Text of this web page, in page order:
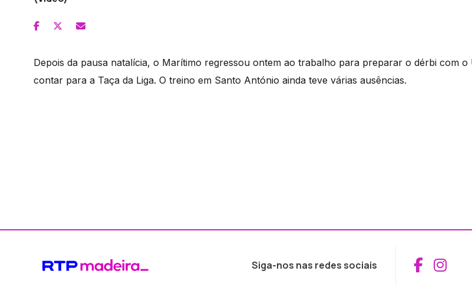
Depois da pausa natalícia, o Marítimo regressou ontem ao trabalho para preparar o dérbi com o
contar para a Taça da Liga. O treino em Santo António ainda teve várias ausências.
Siga-nos nas redes sociais